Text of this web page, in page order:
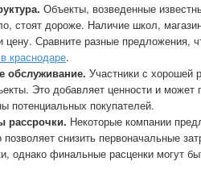
Объекты, возведенные
стоят дороже. Наличие школ,
цену. Сравните разные предложения,
краснодаре.
обслуживание. Участники с хорошей
Это добавляет ценности и может
потенциальных покупателей.
рассрочки. Некоторые компании
снизить первоначальные
однако финальные расценки могут